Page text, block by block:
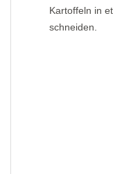
Kartoffeln in
schneiden.